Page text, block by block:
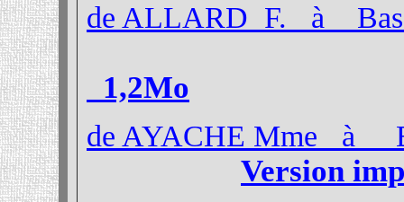
de ALLARD F. à
1,2Mo
de AYACHE Mme à
Version